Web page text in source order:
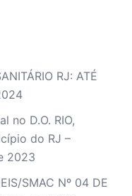
RJ: ATÉ
no D.O. RIO,
do RJ –
2023
SMAC Nº 04 DE